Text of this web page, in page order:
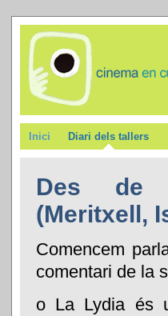
Inici Diari dels tallers
Des de
(Meritxell,
Comencem
comentari de la
o La Lydia és